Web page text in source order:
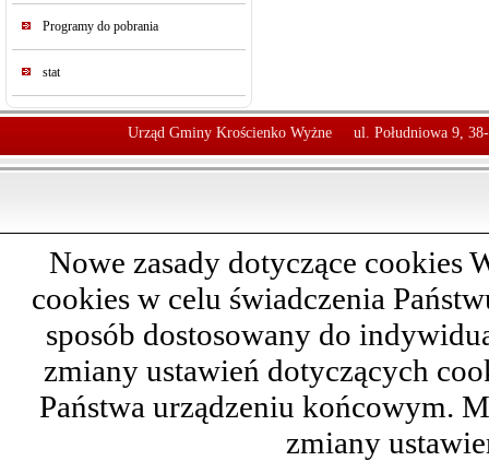
Programy do pobrania
stat
Urząd Gminy Krościenko Wyżne ul. Południowa 9,
Nowe zasady dotyczące cookies
cookies w celu świadczenia
sposób dostosowany do
zmiany ustawień dotyczących
Państwa urządzeniu końcowym.
zmiany